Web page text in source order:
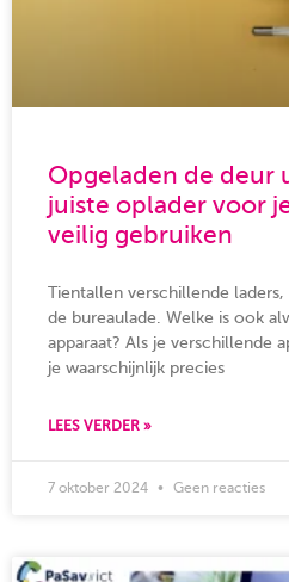
Opgeladen de deur
juiste oplader voor
veilig gebruiken
Tientallen verschillende
de bureaulade. Welke is ook
apparaat? Als je verschillende
je waarschijnlijk precies
LEES VERDER »
7 oktober 2024 Geen reacties